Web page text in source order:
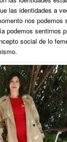
las identidades a
nos podemos
podemos sentirnos
social de lo